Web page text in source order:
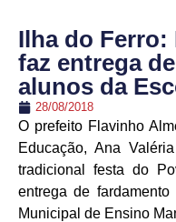
Ilha do
faz entrega
alunos da
28/08/2018
O prefeito Flavinho
Educação, Ana
tradicional festa do
entrega de
Municipal de Ensino